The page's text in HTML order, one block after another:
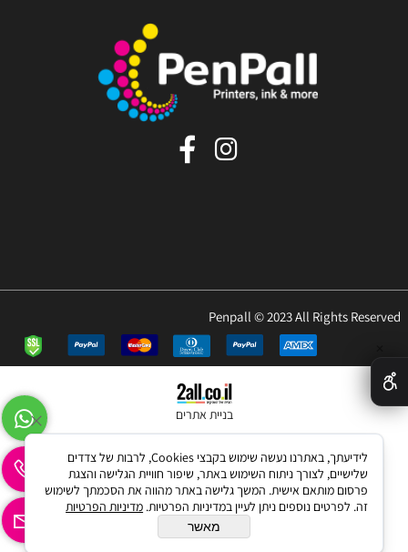
Penpall © 2023 All Rights Reserved
בניית אתרים
לידיעתך, באתרנו נעשה שימוש בקבצי Cookies, לרבות של צדדים
שלישיים, לצורך ניתוח השימוש באתר, שיפור חוויית הגלישה והצגת
פרסום מותאם אישית. המשך גלישה באתר מהווה את הסכמתך לשימוש
זה. לפרטים נוספים ניתן לעיין במדיניות הפרטיות. מדיניות הפרטיות
מאשר